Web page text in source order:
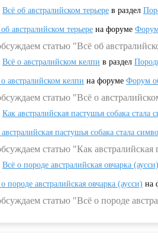
Всё об австралийском терьере в раздел
австралийском терьере на форуме
статью "Всё об
Всё о австралийском келпи в раздел
австралийском келпи на форуме Форум
статью "Всё о
Как австралийская пастушья собака
пастушья собака стала
статью "Как
Всё о породе австралийская овчарка (аусси)
породе австралийская овчарка (аусси) на
статью "Всё о породе